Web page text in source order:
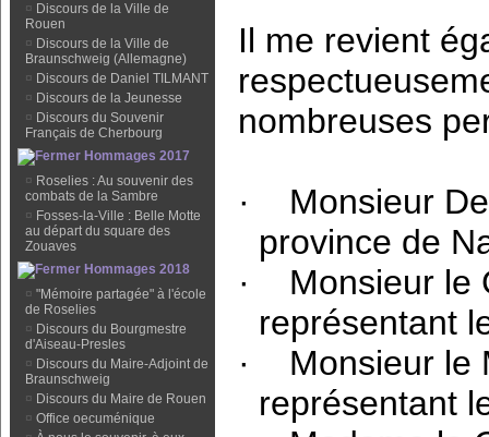
¤ Discours de la Ville de
Rouen
¤ Discours de la Ville de
Braunschweig (Allemagne)
¤ Discours de Daniel TILMANT
¤ Discours de la Jeunesse
¤ Discours du Souvenir
Français de Cherbourg
Hommages 2017
¤ Roselies : Au souvenir des
combats de la Sambre
¤ Fosses-la-Ville : Belle Motte
au départ du square des
Zouaves
Hommages 2018
¤ "Mémoire partagée" à l'école
de Roselies
¤ Discours du Bourgmestre
d'Aiseau-Presles
¤ Discours du Maire-Adjoint de
Braunschweig
¤ Discours du Maire de Rouen
¤ Office oecuménique
Il me revient
nombreuses
·
Monsieur
province de
·
Monsieur le
représentant
·
Monsieur le
représentant